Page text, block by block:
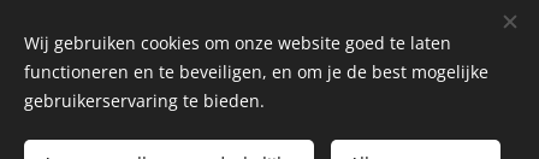
© 2026 Mie&Fie. Alle rechten voorbehouden.
Wij gebruiken cookies om onze website goed te laten
functioneren en te beveiligen, en om je de best mogelijke
gebruikerservaring te bieden.